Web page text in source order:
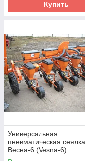
Купить
Универсальная
пневматическая сеялка
Весна-6 (Vesna-6)